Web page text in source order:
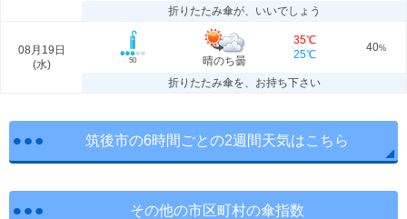
折りたたみ傘が、いいでしょう
08月19日
(水) 50 晴のち曇
35℃
25℃
40%
折りたたみ傘を、お持ち下さい
筑後市の6時間ごとの2週間天気はこちら
その他の市区町村の傘指数